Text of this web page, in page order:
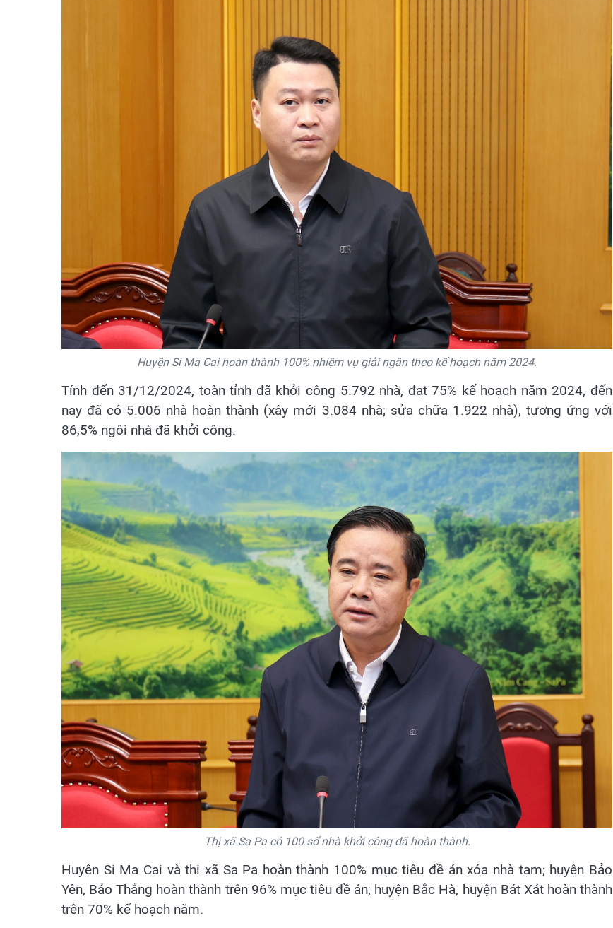
Huyện Si Ma Cai hoàn thành 100% nhiệm vụ giải ngân theo kế hoạch năm 2024.
Tính đến 31/12/2024, toàn tỉnh đã khởi công 5.792 nhà, đạt 75% kế hoạch năm 2024, đến
nay đã có 5.006 nhà hoàn thành (xây mới 3.084 nhà; sửa chữa 1.922 nhà), tương ứng với
86,5% ngôi nhà đã khởi công.
Thị xã Sa Pa có 100 số nhà khởi công đã hoàn thành.
Huyện Si Ma Cai và thị xã Sa Pa hoàn thành 100% mục tiêu đề án xóa nhà tạm; huyện Bảo
Yên, Bảo Thắng hoàn thành trên 96% mục tiêu đề án; huyện Bắc Hà, huyện Bát Xát hoàn thành
trên 70% kế hoạch năm.